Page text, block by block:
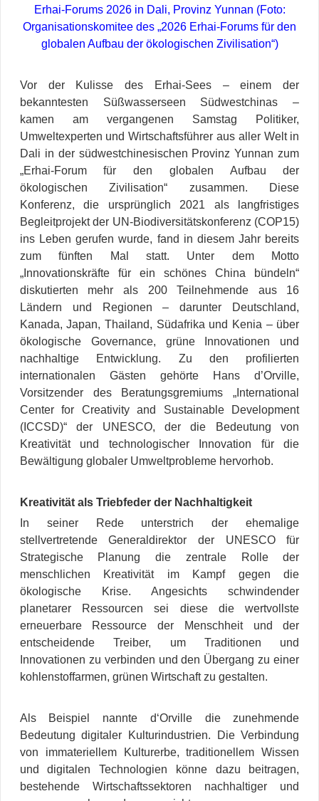
Erhai-Forums 2026 in Dali, Provinz Yunnan (Foto:
Organisationskomitee des „2026 Erhai-Forums für den
globalen Aufbau der ökologischen Zivilisation“)
Vor der Kulisse des Erhai-Sees – einem der
bekanntesten Süßwasserseen Südwestchinas –
kamen am vergangenen Samstag Politiker,
Umweltexperten und Wirtschaftsführer aus aller Welt in
Dali in der südwestchinesischen Provinz Yunnan zum
„Erhai-Forum für den globalen Aufbau der
ökologischen Zivilisation“ zusammen. Diese
Konferenz, die ursprünglich 2021 als langfristiges
Begleitprojekt der UN-Biodiversitätskonferenz (COP15)
ins Leben gerufen wurde, fand in diesem Jahr bereits
zum fünften Mal statt. Unter dem Motto
„Innovationskräfte für ein schönes China bündeln“
diskutierten mehr als 200 Teilnehmende aus 16
Ländern und Regionen – darunter Deutschland,
Kanada, Japan, Thailand, Südafrika und Kenia – über
ökologische Governance, grüne Innovationen und
nachhaltige Entwicklung. Zu den profilierten
internationalen Gästen gehörte Hans d’Orville,
Vorsitzender des Beratungsgremiums „International
Center for Creativity and Sustainable Development
(ICCSD)“ der UNESCO, der die Bedeutung von
Kreativität und technologischer Innovation für die
Bewältigung globaler Umweltprobleme hervorhob.
Kreativität als Triebfeder der Nachhaltigkeit
In seiner Rede unterstrich der ehemalige
stellvertretende Generaldirektor der UNESCO für
Strategische Planung die zentrale Rolle der
menschlichen Kreativität im Kampf gegen die
ökologische Krise. Angesichts schwindender
planetarer Ressourcen sei diese die wertvollste
erneuerbare Ressource der Menschheit und der
entscheidende Treiber, um Traditionen und
Innovationen zu verbinden und den Übergang zu einer
kohlenstoffarmen, grünen Wirtschaft zu gestalten.
Als Beispiel nannte d‘Orville die zunehmende
Bedeutung digitaler Kulturindustrien. Die Verbindung
von immateriellem Kulturerbe, traditionellem Wissen
und digitalen Technologien könne dazu beitragen,
bestehende Wirtschaftssektoren nachhaltiger und